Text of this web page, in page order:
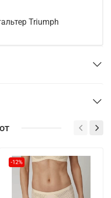
Triumph
-12%